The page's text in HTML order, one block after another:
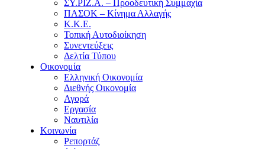
ΣΥ.ΡΙΖ.Α. – Προοδευτική Συμμαχία
ΠΑΣΟΚ – Κίνημα Αλλαγής
Κ.Κ.Ε.
Τοπική Αυτοδιοίκηση
Συνεντεύξεις
Δελτία Τύπου
Οικονομία
Ελληνική Οικονομία
Διεθνής Οικονομία
Αγορά
Εργασία
Ναυτιλία
Κοινωνία
Ρεπορτάζ